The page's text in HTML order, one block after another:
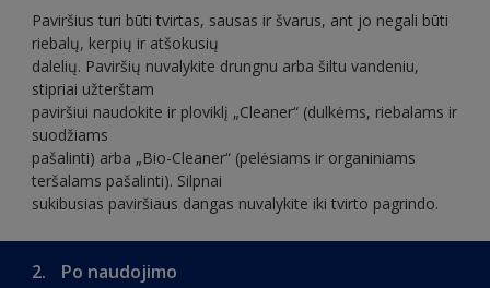
Paviršius turi būti tvirtas, sausas ir švarus, ant jo negali būti
riebalų, kerpių ir atšokusių
dalelių. Paviršių nuvalykite drungnu arba šiltu vandeniu,
stipriai užterštam
paviršiui naudokite ir ploviklį „Cleaner“ (dulkėms, riebalams ir
suodžiams
pašalinti) arba „Bio-Cleaner“ (pelėsiams ir organiniams
teršalams pašalinti). Silpnai
sukibusias paviršiaus dangas nuvalykite iki tvirto pagrindo.
2. Po naudojimo